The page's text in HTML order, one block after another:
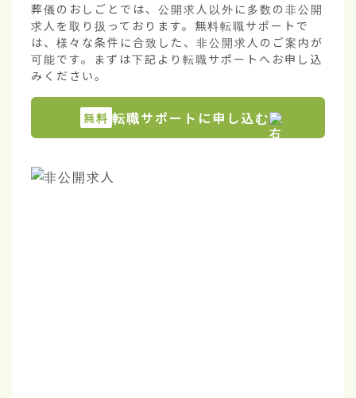
葬儀のおしごとでは、公開求人以外に多数の非公開
求人を取り扱っております。無料転職サポートで
は、様々な条件に合致した、非公開求人のご案内が
可能です。まずは下記より転職サポートへお申し込
みください。
無料 転職サポートに申し込む